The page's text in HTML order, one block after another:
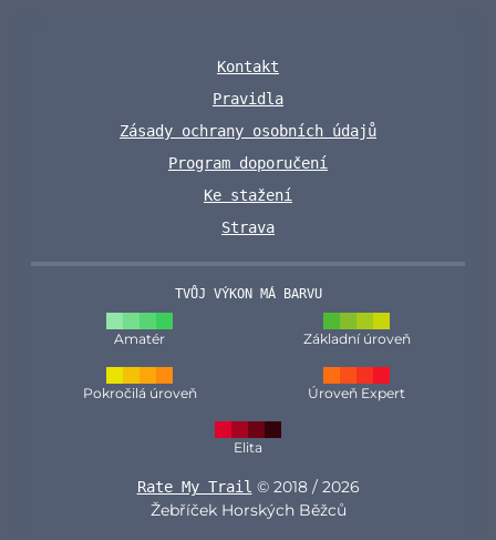
Kontakt
Pravidla
Zásady ochrany osobních údajů
Program doporučení
Ke stažení
Strava
TVŮJ VÝKON MÁ BARVU
Amatér Základní úroveň
Pokročilá úroveň Úroveň Expert
Elita
Rate My Trail © 2018 / 2026
Žebříček Horských Běžců